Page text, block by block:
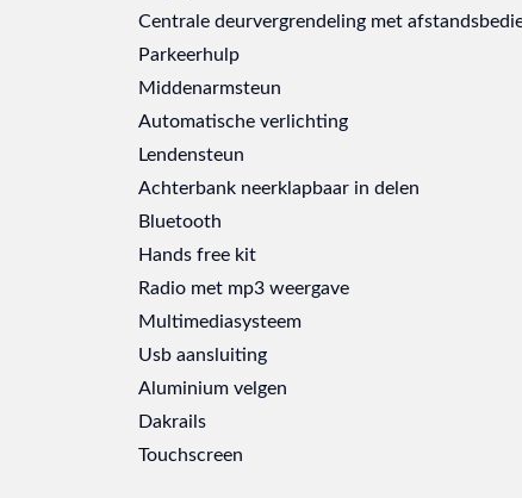
Centrale deurvergrendeling met
Parkeerhulp
Middenarmsteun
Automatische verlichting
Lendensteun
Achterbank neerklapbaar in delen
Bluetooth
Hands free kit
Radio met mp3 weergave
Multimediasysteem
Usb aansluiting
Aluminium velgen
Dakrails
Touchscreen